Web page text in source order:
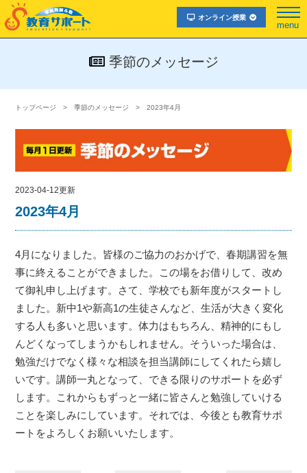
オンライン授業
menu
季節のメッセージ
トップページ 季節のメッセージ 2023年4月
2023-04-12更新
2023年4月
4月になりました。皆様のご協力のおかげで、春期講習を無
事に終えることができました。この場をお借りして、改め
て御礼申し上げます。さて、学校でも新年度がスタートし
ました。新中1や新高1の生徒さんなど、生活が大きく変化
する人も多いと思います。体力はもちろん、精神的にもし
んどくなってしまうかもしれません。そういった場合は、
勉強だけでなく様々な相談を担当講師にしてくれたら嬉し
いです。講師一丸となって、できる限りのサポートを必ず
します。これからもずっと一緒に皆さんと勉強していける
ことを楽しみにしています。それでは、今後とも教育サポ
ートをよろしくお願いいたします。